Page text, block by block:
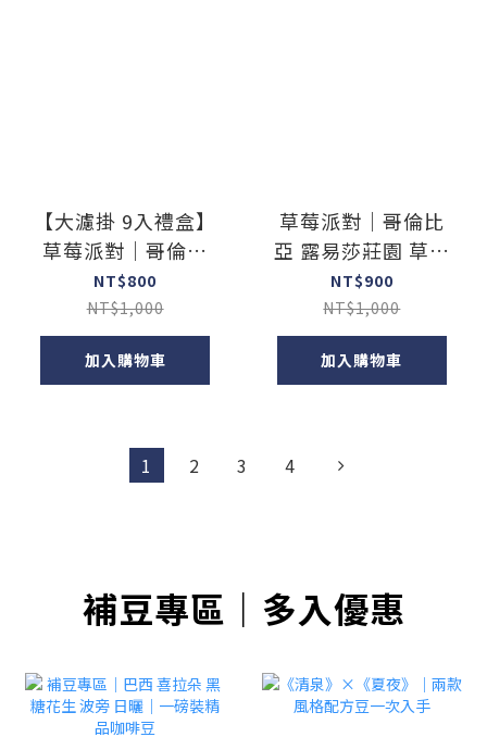
【大濾掛 9入禮盒】
草莓派對｜哥倫比
亞 露易莎莊園 水果
蜜處理 SOE（每包
15g）
NT$800
NT$1,000
加入購物車
草莓派對｜哥倫比
亞 露易莎莊園 草莓
派對 水果蜜處理｜
咖啡豆 227g
NT$900
NT$1,000
加入購物車
1 2 3 4
補豆專區｜多入優惠